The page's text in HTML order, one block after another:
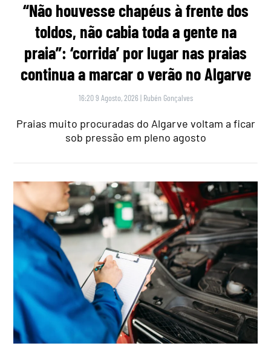
“Não houvesse chapéus à frente dos
toldos, não cabia toda a gente na
praia”: ‘corrida’ por lugar nas praias
continua a marcar o verão no Algarve
16:20 9 Agosto, 2026 | Rubén Gonçalves
Praias muito procuradas do Algarve voltam a ficar
sob pressão em pleno agosto